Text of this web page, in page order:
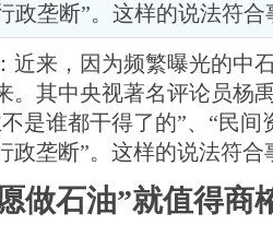
政垄断”。这样的说法符
近来，因为频繁曝光的中
。其中央视著名评论员杨
是谁都干得了的”、“民
政垄断”。这样的说法符
做石油”就值得商